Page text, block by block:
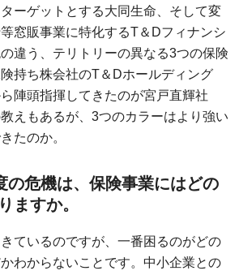
ーゲットとする大同生命、そして変
窓販事業に特化するT＆Dフィナンシ
違う、テリトリーの異なる3つの保険
持ち株会社のT＆Dホールディング
陣頭指揮してきたのが宮戸直輝社
えもあるが、3つのカラーはより強い
たのか。
危機は、保険事業にはどの
ますか。
ているのですが、一番困るのがどの
わからないことです。中小企業との